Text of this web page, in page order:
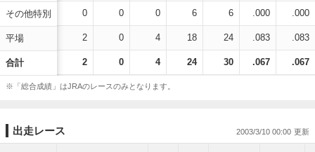
その他特別
平場
合計
0 0 0 6 6 .000 .000
2 0 4 18 24 .083 .083
2 0 4 24 30 .067 .067
※「総合成績」はJRAのレースのみとなります。
出走レース 2003/3/10 00:00